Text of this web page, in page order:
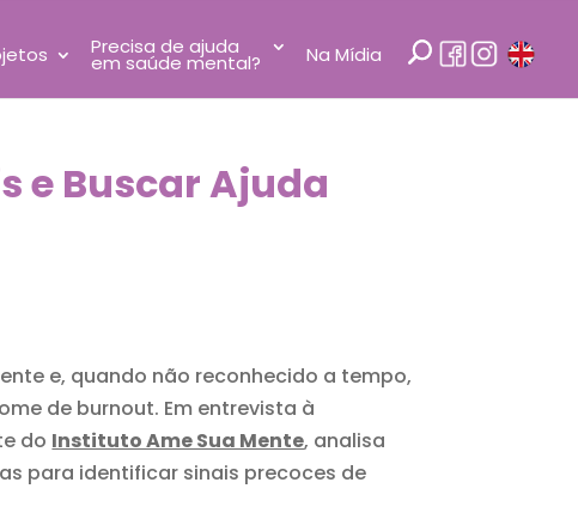
Precisa de ajuda
em saúde mental? Na Mídia
e Buscar Ajuda
e, quando não reconhecido a tempo,
de burnout. Em entrevista à
do Instituto Ame Sua Mente, analisa
para identificar sinais precoces de